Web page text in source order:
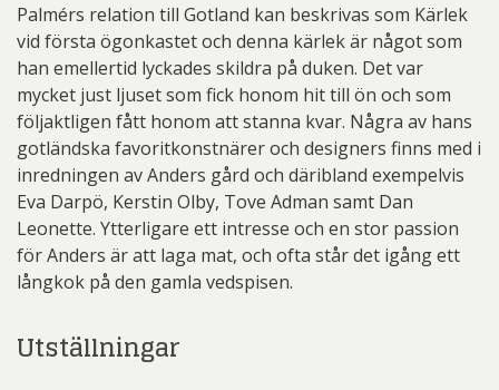
Palmérs relation till Gotland kan beskrivas som Kärlek
vid första ögonkastet och denna kärlek är något som
han emellertid lyckades skildra på duken. Det var
mycket just ljuset som fick honom hit till ön och som
följaktligen fått honom att stanna kvar. Några av hans
gotländska favoritkonstnärer och designers finns med i
inredningen av Anders gård och däribland exempelvis
Eva Darpö, Kerstin Olby, Tove Adman samt Dan
Leonette. Ytterligare ett intresse och en stor passion
för Anders är att laga mat, och ofta står det igång ett
långkok på den gamla vedspisen.
Utställningar